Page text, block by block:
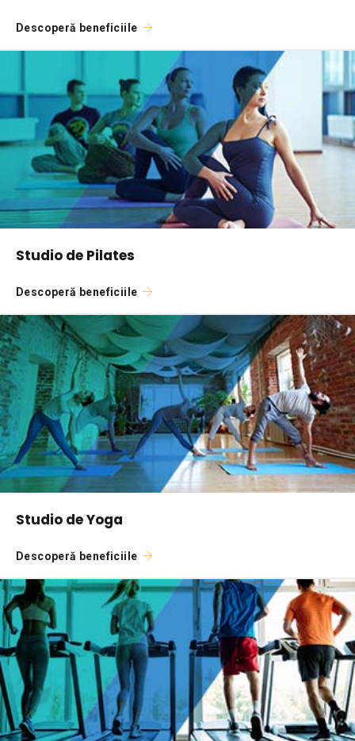
Descoperă beneficiile
Studio de Pilates
Descoperă beneficiile
Studio de Yoga
Descoperă beneficiile